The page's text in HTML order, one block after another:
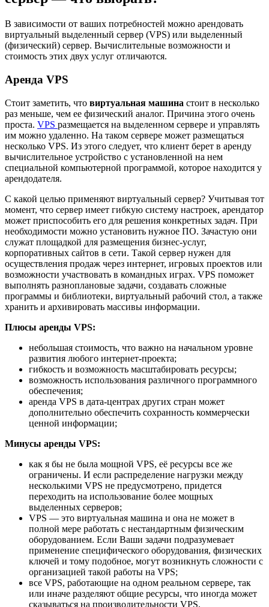
В зависимости от ваших потребностей можно арендовать
виртуальный выделенный сервер (VPS) или выделенный
(физический) сервер. Вычислительные возможности и
стоимость этих двух услуг отличаются.
Аренда VPS
Стоит заметить, что виртуальная машина стоит в несколько
раз меньше, чем ее физический аналог. Причина этого очень
проста. VPS размещается на выделенном сервере и управлять
им можно удаленно. На таком сервере может размещаться
несколько VPS. Из этого следует, что клиент берет в аренду
вычислительное устройство с установленной на нем
специальной компьютерной программой, которое находится у
арендодателя.
С какой целью применяют виртуальный сервер? Учитывая тот
момент, что сервер имеет гибкую систему настроек, арендатор
может приспособить его для решения конкретных задач. При
необходимости можно установить нужное ПО. Зачастую они
служат площадкой для размещения бизнес-услуг,
корпоративных сайтов в сети. Такой сервер нужен для
осуществления продаж через интернет, игровых проектов или
возможности участвовать в командных играх. VPS поможет
выполнять разноплановые задачи, создавать сложные
программы и библиотеки, виртуальный рабочий стол, а также
хранить и архивировать массивы информации.
Плюсы аренды VPS:
небольшая стоимость, что важно на начальном уровне
развития любого интернет-проекта;
гибкость и возможность масштабировать ресурсы;
возможность использования различного программного
обеспечения;
аренда VPS в дата-центрах других стран может
дополнительно обеспечить сохранность коммерчески
ценной информации;
Минусы аренды VPS:
как я бы не была мощной VPS, её ресурсы все же
ограничены. И если распределение нагрузки между
несколькими VPS не предусмотрено, придется
переходить на использование более мощных
выделенных серверов;
VPS — это виртуальная машина и она не может в
полной мере работать с нестандартным физическим
оборудованием. Если Ваши задачи подразумевает
применение специфического оборудования, физических
ключей и тому подобное, могут возникнуть сложности с
организацией такой работы на VPS;
все VPS, работающие на одном реальном сервере, так
или иначе разделяют общие ресурсы, что иногда может
сказываться на производительности VPS.